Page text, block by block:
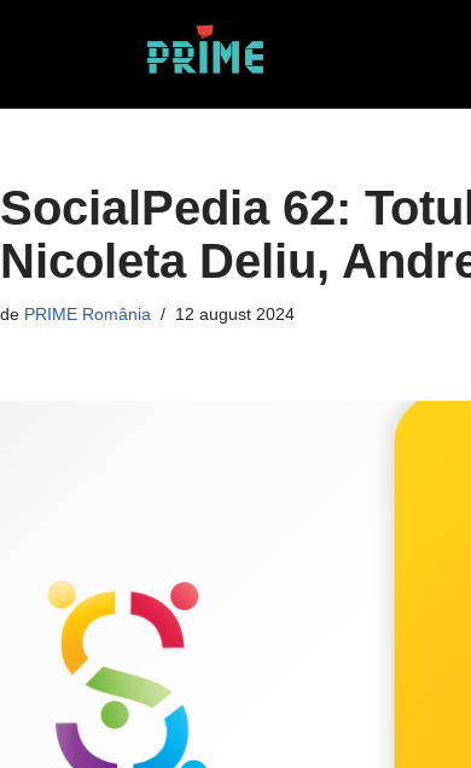
SocialPedia 62:
Nicoleta Deliu,
de PRIME România 12 august 2024